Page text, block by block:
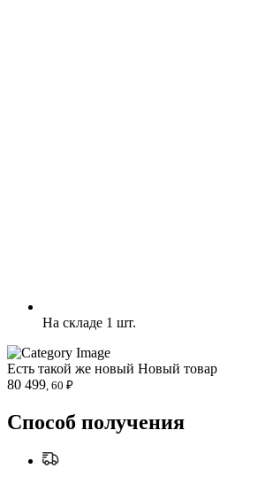
На складе 1 шт.
Есть такой же новый Новый товар
80 499, 60 ₽
Способ получения